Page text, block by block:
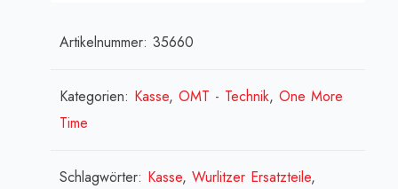
lid,
porte,
Artikelnummer:35660
Kategorien: Kasse,OMT - Technik,One More
Time
Schlagwörter: Kasse,Wurlitzer Ersatzteile,